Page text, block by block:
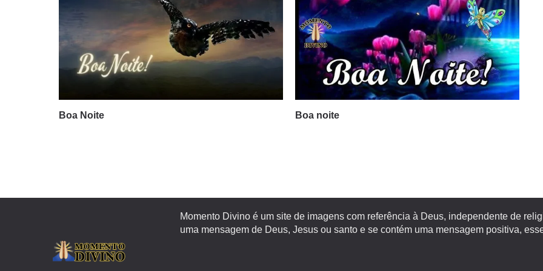
Boa Noite Boa noite
Momento Divino é um site de imagens com referência à Deus, independente de
uma mensagem de Deus, Jesus ou santo e se contém uma mensagem positiva,